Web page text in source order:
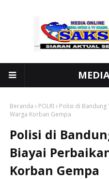
Beranda POLRI
Polisi di Bandung
Warga Korban Gempa
Polisi di
Biayai
Korban Gempa